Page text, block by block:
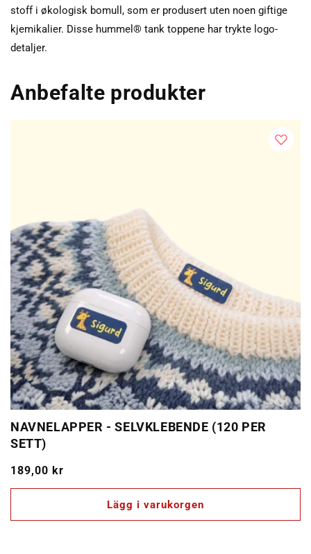
stoff i økologisk bomull, som er produsert uten noen giftige
kjemikalier. Disse hummel® tank toppene har trykte logo-
detaljer.
Anbefalte produkter
NAVNELAPPER - SELVKLEBENDE (120 PER
SETT)
Ordinarie
pris
189,00 kr
Lägg i varukorgen